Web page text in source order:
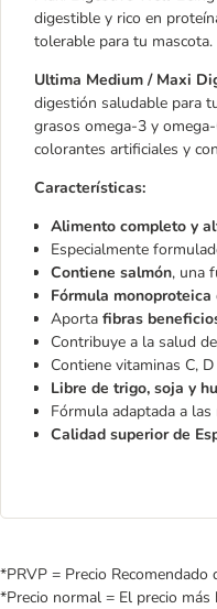
digestible y rico en
tolerable para tu mascota.
Ultima Medium / Maxi
digestión saludable para
grasos omega-3 y
colorantes artificiales y
Características:
Alimento completo y
Especialmente
Contiene salmón, una
Fórmula monoproteica
Aporta fibras
Contribuye a la salud
Contiene vitaminas C,
Libre de trigo, soja y
Fórmula adaptada a
Calidad superior de
*PRVP = Precio
*Precio normal = El precio